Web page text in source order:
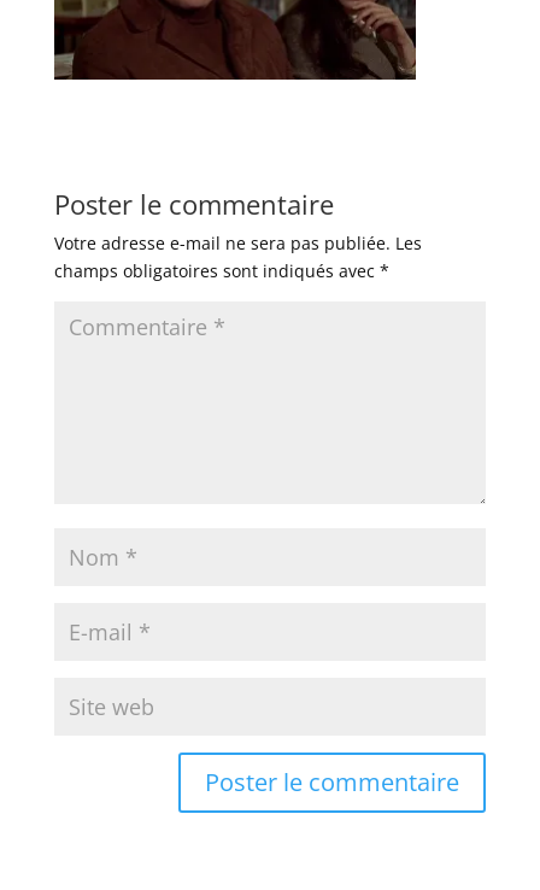
Poster le commentaire
Votre adresse e-mail ne sera pas publiée. Les
champs obligatoires sont indiqués avec *